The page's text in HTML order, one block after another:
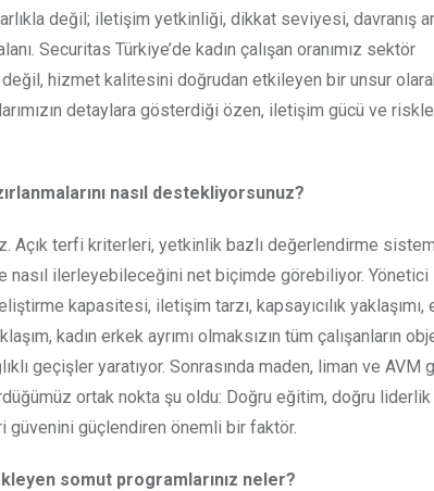
değil; iletişim yetkinliği, dikkat seviyesi, davranış
Securitas Türkiye’de kadın çalışan oranımız sektör
hizmet kalitesini doğrudan etkileyen bir unsur
detaylara gösterdiği özen, iletişim gücü ve
nasıl destekliyorsunuz?
terfi kriterleri, yetkinlik bazlı değerlendirme
nasıl ilerleyebileceğini net biçimde görebiliyor. Yönetici
kapasitesi, iletişim tarzı, kapsayıcılık yaklaşımı,
kadın erkek ayrımı olmaksızın tüm çalışanların
geçişler yaratıyor. Sonrasında maden, liman ve AVM
ortak nokta şu oldu: Doğru eğitim, doğru
güvenini güçlendiren önemli bir faktör.
somut programlarınız neler?